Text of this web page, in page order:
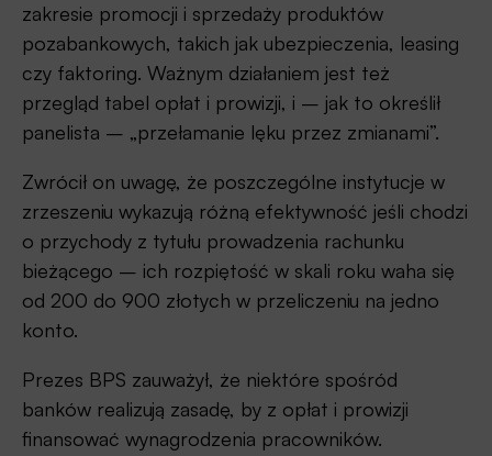
zakresie promocji i sprzedaży produktów
pozabankowych, takich jak ubezpieczenia, leasing
czy faktoring. Ważnym działaniem jest też
przegląd tabel opłat i prowizji, i – jak to określił
panelista – „przełamanie lęku przez zmianami”.
Zwrócił on uwagę, że poszczególne instytucje w
zrzeszeniu wykazują różną efektywność jeśli chodzi
o przychody z tytułu prowadzenia rachunku
bieżącego – ich rozpiętość w skali roku waha się
od 200 do 900 złotych w przeliczeniu na jedno
konto.
Prezes BPS zauważył, że niektóre spośród
banków realizują zasadę, by z opłat i prowizji
finansować wynagrodzenia pracowników.